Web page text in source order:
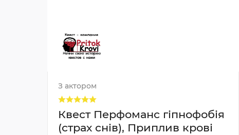
З актором
Квест Перфоманс гіпнофобія
(страх снів), Приплив крові